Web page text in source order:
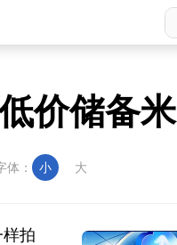
价储备米
体： 小 大
拍